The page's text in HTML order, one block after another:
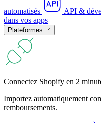
automatisés API &
dans vos apps
Plateformes
Connectez Shopify en 2
Importez automatiquement
remboursements.